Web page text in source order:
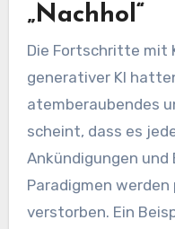
„Nachhol“
Die Fortschritte mit
generativer KI
atemberaubendes
scheint, dass es
Ankündigungen
Paradigmen
verstorben. Ein